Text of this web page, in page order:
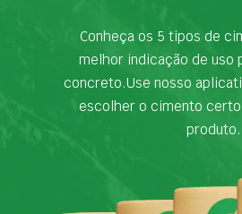
Conheça os 5 tipos de
melhor indicação de uso
concreto.Use nosso
escolher o cimento certo
produto.